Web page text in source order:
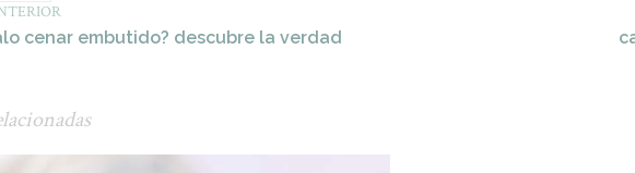
cenar embutido? descubre la verdad